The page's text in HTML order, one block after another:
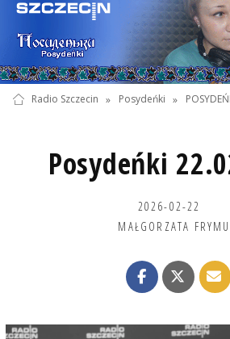
Radio Szczecin » Posydeńki »
Posydeńki
2026-02-22
MAŁGORZATA